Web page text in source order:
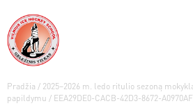
Pradžia / 2025–2026 m. ledo ritulio sezoną
papildymu / EEA29DE0-CACB-42D3-8672-